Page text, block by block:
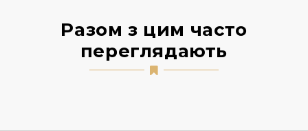
Разом з цим часто
переглядають